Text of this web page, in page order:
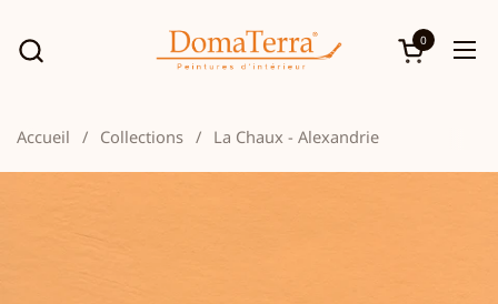
Ouvrir le
0
Accueil / Collections / La Chaux - Alexandrie